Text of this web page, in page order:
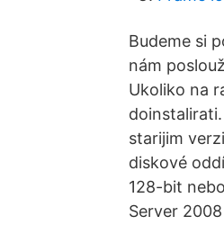
Budeme si
nám
Ukoliko na
starijim
diskové
128-bit
Server